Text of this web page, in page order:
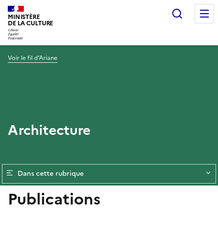
MINISTÈRE
DE LA CULTURE
Voir le fil d’Ariane
Architecture
Dans cette rubrique
Publications